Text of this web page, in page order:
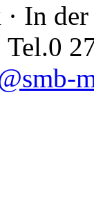
In der
·